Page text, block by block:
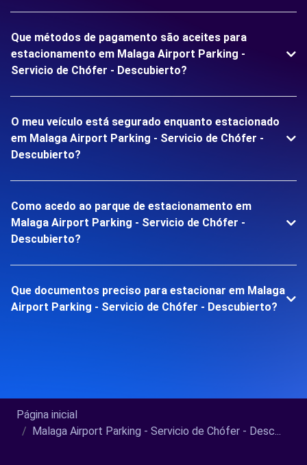
Que métodos de pagamento são aceites para
estacionamento em Malaga Airport Parking -
Servicio de Chófer - Descubierto?
O meu veículo está segurado enquanto estacionado
em Malaga Airport Parking - Servicio de Chófer -
Descubierto?
Como acedo ao parque de estacionamento em
Malaga Airport Parking - Servicio de Chófer -
Descubierto?
Que documentos preciso para estacionar em Malaga
Airport Parking - Servicio de Chófer - Descubierto?
Página inicial
Malaga Airport Parking - Servicio de Chófer - Desc...